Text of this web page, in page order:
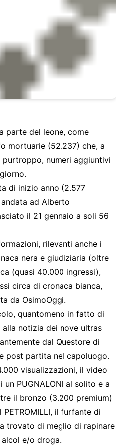
parte del leone, come
mortuarie (52.237) che, a
numeri aggiuntivi
di inizio anno (2.577
ad Alberto
il 21 gennaio a soli 56
rilevanti anche i
nera e giudiziaria (oltre
(quasi 40.000 ingressi),
circa di cronaca bianca,
da OsimoOggi.
quantomeno in fatto di
notizia dei nove ultras
dal Questore di
post partita nel capoluogo.
visualizzazioni, il video
un PUGNALONI al solito e a
il bronzo (3.200 premium)
il furfante di
trovato di meglio di rapinare
e/o droga.